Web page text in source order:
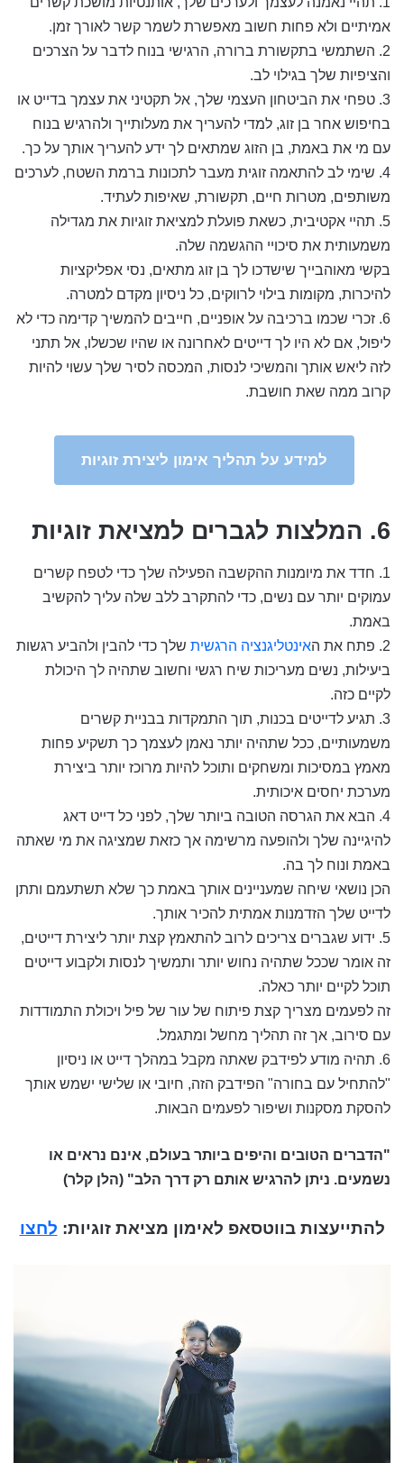
אמיתיים ולא פחות חשוב מאפשרת לשמר קשר לאורך זמן.
2. השתמשי בתקשורת ברורה, הרגישי בנוח לדבר על הצרכים
והציפיות שלך בגילוי לב.
3. טפחי את הביטחון העצמי שלך, אל תקטיני את עצמך בדייט או
בחיפוש אחר בן זוג, למדי להעריך את מעלותייך ולהרגיש בנוח
עם מי את באמת, בן הזוג שמתאים לך ידע להעריך אותך על כך.
4. שימי לב להתאמה זוגית מעבר לתכונות ברמת השטח, לערכים
משותפים, מטרות חיים, תקשורת, שאיפות לעתיד.
5. תהיי אקטיבית, כשאת פועלת למציאת זוגיות את מגדילה
משמעותית את סיכויי ההגשמה שלה.
בקשי מאוהבייך שישדכו לך בן זוג מתאים, נסי אפליקציות
להיכרות, מקומות בילוי לרווקים, כל ניסיון מקדם למטרה.
6. זכרי שכמו ברכיבה על אופניים, חייבים להמשיך קדימה כדי לא
ליפול, אם לא היו לך דייטים לאחרונה או שהיו שכשלו, אל תתני
לזה ליאש אותך והמשיכי לנסות, המכסה לסיר שלך עשוי להיות
קרוב ממה שאת חושבת.
למידע על תהליך אימון ליצירת זוגיות
6. המלצות לגברים למציאת זוגיות
1. חדד את מיומנות ההקשבה הפעילה שלך כדי לטפח קשרים
עמוקים יותר עם נשים, כדי להתקרב ללב שלה עליך להקשיב
באמת.
2. פתח את ה
אינטליגנציה הרגשית שלך כדי להבין ולהביע רגשות
ביעילות, נשים מעריכות שיח רגשי וחשוב שתהיה לך היכולת
לקיים כזה.
3. תגיע לדייטים בכנות, תוך התמקדות בבניית קשרים
משמעותיים, ככל שתהיה יותר נאמן לעצמך כך תשקיע פחות
מאמץ במסיכות ומשחקים ותוכל להיות מרוכז יותר ביצירת
מערכת יחסים איכותית.
4. הבא את הגרסה הטובה ביותר שלך, לפני כל דייט דאג
להיגיינה שלך ולהופעה מרשימה אך כזאת שמציגה את מי שאתה
באמת ונוח לך בה.
הכן נושאי שיחה שמעניינים אותך באמת כך שלא תשתעמם ותתן
לדייט שלך הזדמנות אמתית להכיר אותך.
5. ידוע שגברים צריכים לרוב להתאמץ קצת יותר ליצירת דייטים,
זה אומר שככל שתהיה נחוש יותר ותמשיך לנסות ולקבוע דייטים
תוכל לקיים יותר כאלה.
זה לפעמים מצריך קצת פיתוח של עור של פיל ויכולת התמודדות
עם סירוב, אך זה תהליך מחשל ומתגמל.
6. תהיה מודע לפידבק שאתה מקבל במהלך דייט או ניסיון
"להתחיל עם בחורה" הפידבק הזה, חיובי או שלישי ישמש אותך
להסקת מסקנות ושיפור לפעמים הבאות.
"הדברים הטובים והיפים ביותר בעולם, אינם נראים או
נשמעים. ניתן להרגיש אותם רק דרך הלב" (הלן קלר)
להתייעצות בווטסאפ לאימון מציאת זוגיות: לחצו